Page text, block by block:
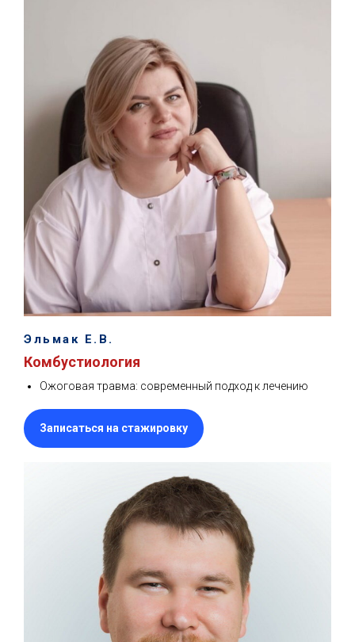
Эльмак Е.В.
Комбустиология
Ожоговая травма: современный подход к лечению
Записаться на стажировку